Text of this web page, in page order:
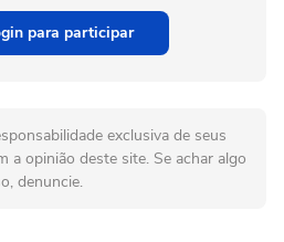
para participar
exclusiva de seus
a opinião deste site. Se achar algo
denuncie.